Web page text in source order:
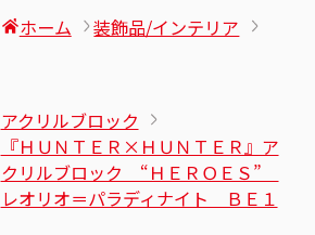
ホーム 装飾品/インテリア
アクリルブロック
『ＨＵＮＴＥＲ×ＨＵＮＴＥＲ』ア
クリルブロック “ＨＥＲＯＥＳ”
レオリオ＝パラディナイト ＢＥ１